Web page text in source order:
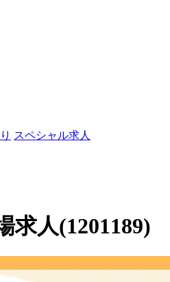
スペシャル求人
人(1201189)